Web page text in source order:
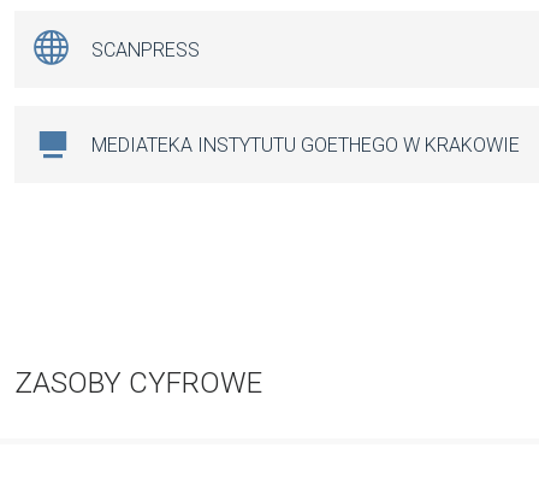
SCANPRESS
MEDIATEKA INSTYTUTU GOETHEGO W KRAKOWIE
ZASOBY CYFROWE